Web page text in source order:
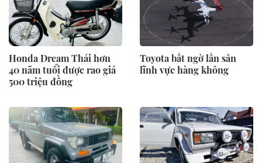
Honda Dream Thái hơn
40 năm tuổi được rao giá
500 triệu đồng
Toyota bất ngờ lấn sân
lĩnh vực hàng không